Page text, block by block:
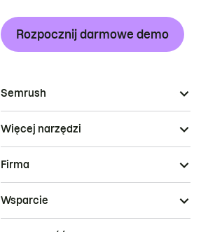
Rozpocznij darmowe demo
Semrush
Więcej narzędzi
Firma
Wsparcie